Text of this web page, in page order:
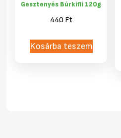
Gesztenyés Búrkifli 120g
440 Ft
Kosárba teszem